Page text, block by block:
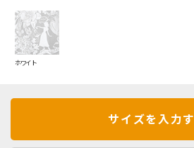
ホワイト
サイズを入力